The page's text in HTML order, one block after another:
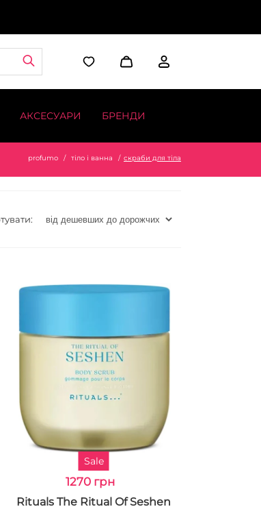
АКСЕСУАРИ БРЕНДИ
profumo тіло і ванна скраби для тіла
Sale
1270 грн
Rituals The Ritual Of Seshen